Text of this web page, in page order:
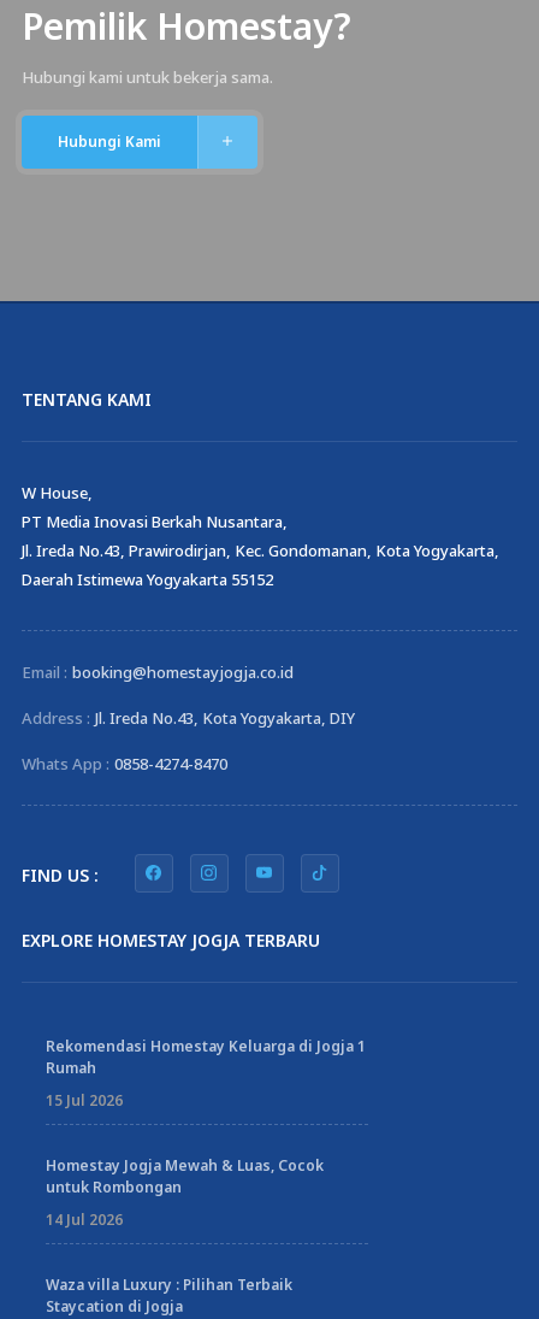
Pemilik Homestay?
Hubungi kami untuk bekerja sama.
Hubungi Kami
TENTANG KAMI
W House,
PT Media Inovasi Berkah Nusantara,
Jl. Ireda No.43, Prawirodirjan, Kec. Gondomanan, Kota Yogyakarta,
Daerah Istimewa Yogyakarta 55152
Email : booking@homestayjogja.co.id
Address : Jl. Ireda No.43, Kota Yogyakarta, DIY
Whats App : 0858-4274-8470
FIND US :
EXPLORE HOMESTAY JOGJA TERBARU
Rekomendasi Homestay Keluarga di Jogja 1
Rumah
15 Jul 2026
Homestay Jogja Mewah & Luas, Cocok
untuk Rombongan
14 Jul 2026
Waza villa Luxury : Pilihan Terbaik
Staycation di Jogja